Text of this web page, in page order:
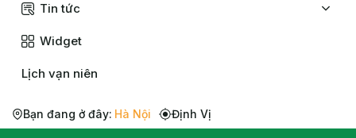
Tin tức
Widget
Lịch vạn niên
Bạn đang ở đây: Hà Nội Định Vị